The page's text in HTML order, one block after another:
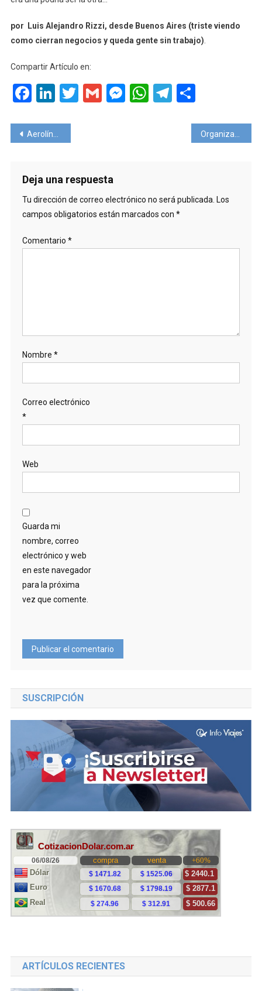
por Luis Alejandro Rizzi, desde Buenos Aires (triste viendo
como cierran negocios y queda gente sin trabajo).
Compartir Artículo en:
Facebook
LinkedIn
Twitter
GmailMessenger
WhatsApp
Telegram
Navegación
entradas
Aerolínea sin aviones en Suiza. Organizaciones corporativas intentan poner freno a los alquileres turísticos de particulares.
Deja una respuesta
Tu dirección de correo electrónico no será publicada. Los
campos obligatorios están marcados con *
Comentario *
Nombre *
Correo electrónico
*
Web
Guarda mi
nombre, correo
electrónico y web
en este navegador
para la próxima
vez que comente.
SUSCRIPCIÓN
ARTÍCULOS RECIENTES